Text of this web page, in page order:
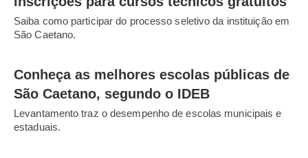
Saiba como participar do processo seletivo da instituição em
São Caetano.
Conheça as melhores escolas públicas de
São Caetano, segundo o IDEB
Levantamento traz o desempenho de escolas municipais e
estaduais.